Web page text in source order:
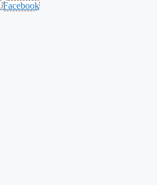
Facebook